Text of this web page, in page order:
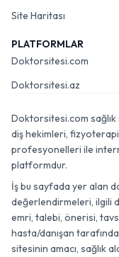
Site Haritası
PLATFORMLAR
Doktorsitesi.com
Doktorsitesi.az
Doktorsitesi.com
diş hekimleri,
profesyonelleri ile
platformdur.
İş bu sayfada yer alan
değerlendirmeleri, ilgili
emri, talebi, önerisi,
hasta/danışan
sitesinin amacı, sağlık